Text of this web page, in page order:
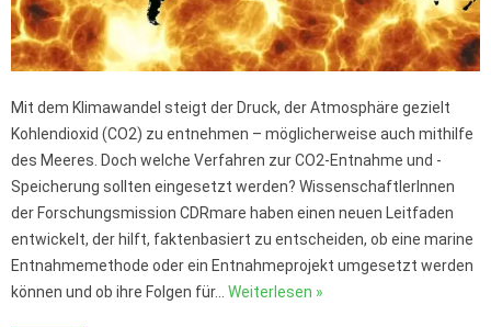
Mit dem Klimawandel steigt der Druck, der Atmosphäre gezielt
Kohlendioxid (CO2) zu entnehmen – möglicherweise auch mithilfe
des Meeres. Doch welche Verfahren zur CO2-Entnahme und -
Speicherung sollten eingesetzt werden? WissenschaftlerInnen
der Forschungsmission CDRmare haben einen neuen Leitfaden
entwickelt, der hilft, faktenbasiert zu entscheiden, ob eine marine
Entnahmemethode oder ein Entnahmeprojekt umgesetzt werden
können und ob ihre Folgen für… Weiterlesen »